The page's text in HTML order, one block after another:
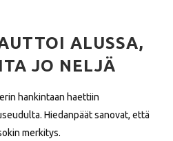
ALUSSA,
JO NELJÄ
hankintaan haettiin
Hiedanpäät sanovat, että
merkitys.